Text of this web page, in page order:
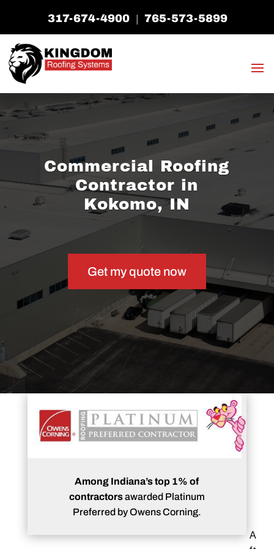
317-674-4900 765-573-5899
Commercial Roofing
Contractor in
Kokomo, IN
Get my quote now
Among Indiana’s top 1% of
contractorsawarded Platinum
Preferred by Owens Corning.
A